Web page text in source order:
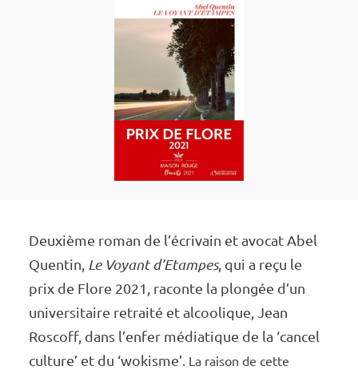
Deuxième roman de l’écri­­­­vain et avocat Abel
Quen­­­­tin, Le Voyant d’Etampes, qui a reçu le
prix de Flore 2021, raconte la plon­­­­gée d’un
univer­­­­si­­­­taire retraité et alcoo­­­­lique, Jean
Roscoff, dans l’en­­­­fer média­­­­tique de la ‘can­­­­cel
cultu­­­­re’ et du ‘wokis­­­­me’. La raison de cette